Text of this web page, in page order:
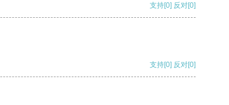
支持[0] 反对[0]
支持[0] 反对[0]